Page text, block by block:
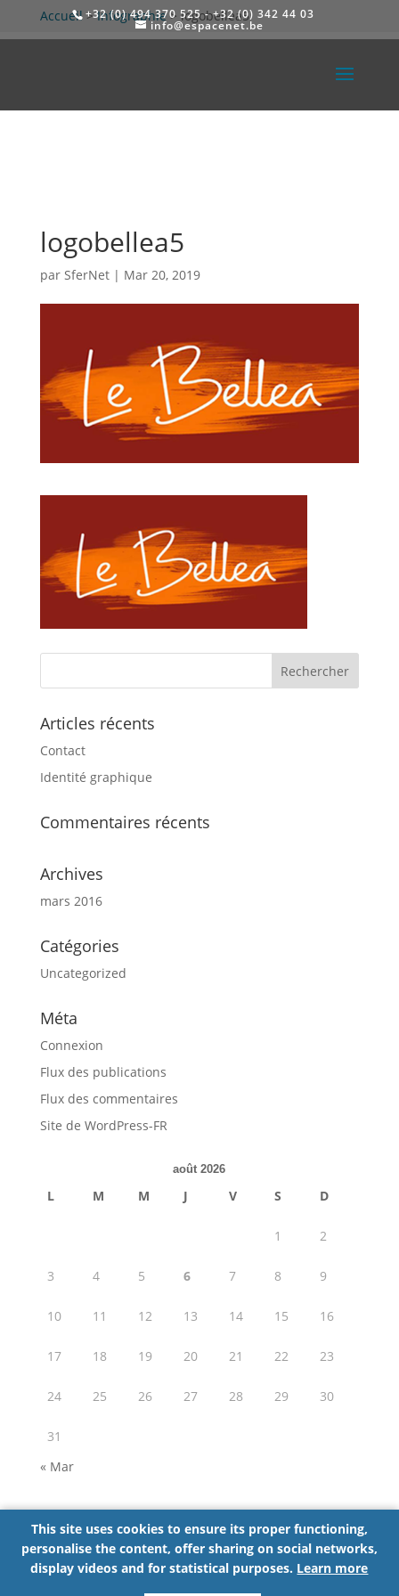
+32 (0) 494 370 525 - +32 (0) 342 44 03
info@espacenet.be
Accueil>Infographie>logobellea5
logobellea5
par SferNet| Mar 20, 2019
Articles récents
Contact
Identité graphique
Commentaires récents
Archives
mars 2016
Catégories
Uncategorized
Méta
Connexion
Flux des publications
Flux des commentaires
Site de WordPress-FR
août 2026
L M M J V S D
1 2
3 4 5 6 7 8 9
10 11 12 13 14 15 16
17 18 19 20 21 22 23
24 25 26 27 28 29 30
31
« Mar
Partager cette page :
This site uses cookies to ensure its proper functioning,
personalise the content, offer sharing on social networks,
display videos and for statistical purposes. Learn more